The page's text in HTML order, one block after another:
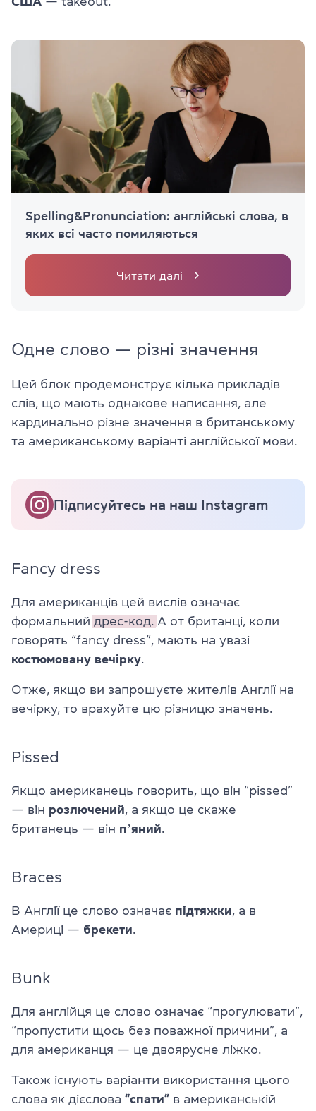
Spelling&Pronunciation: англійські слова, в
яких всі часто помиляються
Читати далі
Одне слово — різні значення
Цей блок продемонструє кілька прикладів
слів, що мають однакове написання, але
кардинально різне значення в британському
та американському варіанті англійської мови.
Підписуйтесь на наш Instagram
Fancy dress
Для американців цей вислів означає
формальний дрес-код. А от британці, коли
говорять “fancy dress”, мають на увазі
костюмовану вечірку.
Отже, якщо ви запрошуєте жителів Англії на
вечірку, то врахуйте цю різницю значень.
Pissed
Якщо американець говорить, що він “pissed”
— він розлючений, а якщо це скаже
британець — він пʼяний.
Braces
В Англії це слово означає підтяжки, а в
Америці — брекети.
Bunk
Для англійця це слово означає “прогулювати”,
“пропустити щось без поважної причини”, а
для американця — це двоярусне ліжко.
Також існують варіанти використання цього
слова як дієслова “спати” в американській